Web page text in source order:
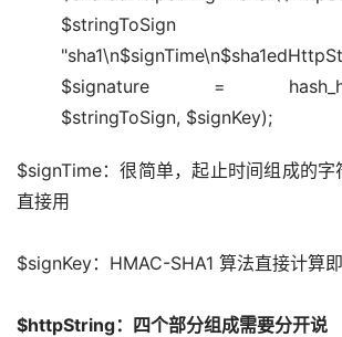
$signature =
$stringToSign, $signKey);
$signTime：很简单，起止时间组成的
直接用
$signKey：HMAC-SHA1 算法直接计算
$httpString：四个部分组成需要分开说